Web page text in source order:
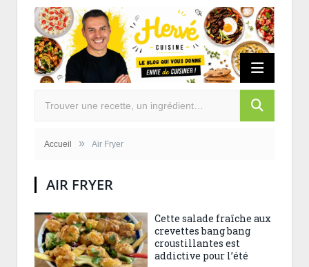
Accueil » Air Fryer
AIR FRYER
Cette salade fraîche aux
crevettes bang bang
croustillantes est
addictive pour l’été